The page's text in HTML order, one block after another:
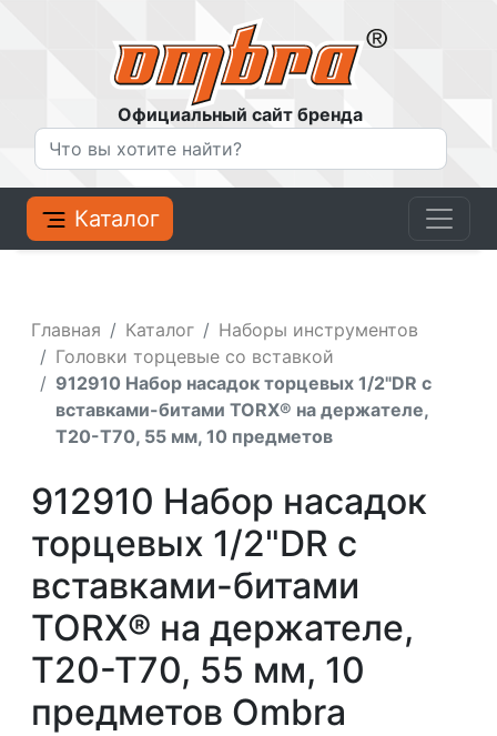
Официальный сайт бренда
Каталог
Главная Каталог
Наборы инструментов
Головки торцевые со вставкой
912910 Набор насадок торцевых 1/2"DR с
вставками-битами TORX® на держателе,
T20-T70, 55 мм, 10 предметов
912910 Набор насадок
торцевых 1/2"DR с
вставками-битами
TORX® на держателе,
T20-T70, 55 мм, 10
предметов Ombra